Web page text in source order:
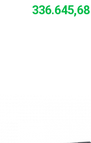
336.645,68